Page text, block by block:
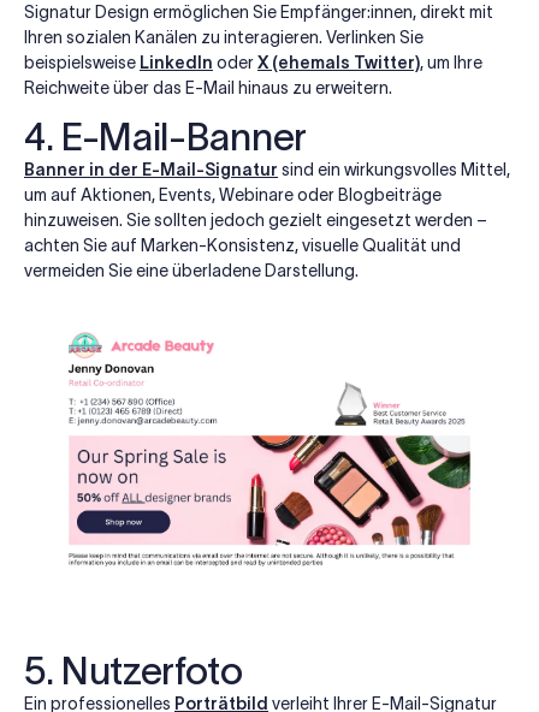
Signatur Design ermöglichen Sie Empfänger:innen, direkt mit
Ihren sozialen Kanälen zu interagieren. Verlinken Sie
beispielsweise LinkedIn oderX (ehemals Twitter), um Ihre
Reichweite über das E-Mail hinaus zu erweitern.
4. E-Mail-Banner
Banner in der E-Mail-Signatur sind ein wirkungsvolles Mittel,
um auf Aktionen, Events, Webinare oder Blogbeiträge
hinzuweisen. Sie sollten jedoch gezielt eingesetzt werden –
achten Sie auf Marken-Konsistenz, visuelle Qualität und
vermeiden Sie eine überladene Darstellung.
5. Nutzerfoto
Ein professionelles Porträtbild verleiht Ihrer E-Mail-Signatur